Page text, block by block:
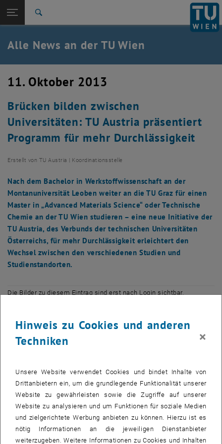
TU Login
Quicklinks
Quicklinks-Menü umschalten
Studium
Karriere
Zurück: Subseiten von TU Wien Startseite auflisten
Zurück zur letzten Ebene:
TU Wien Startseite
Übersicht
Alle News an der TU Wien
11. Oktober 2013
Brücken bilden zwischen
Universitäten: TU Austria präsentiert
Programm für mehr Durchlässigkeit
Erstellt von TU Austria | Koordinationsstelle
Nach dem Bachelor in Werkstoffwissenschaft an der
Montanuniversität Leoben weiter an die TU Graz für einen
Master in „Advanced Materials Science“ oder Technische
Chemie an der TU Wien studieren – eine neue Initiative der
TU Austria, des Verbunds der technischen Universitäten
Österreichs, für mehr Durchlässigkeit erleichtert den
Wechsel zwischen den verschiedenen Studien und
Studienstandorten.
Die Bilder zu diesem Eintrag sind erst nach Login sichtbar.
Die Rechnung ist einfach: Drei Universitäten bieten gemeinsam
Studierenden ein weit vielseitigeres Ausbildungsspektrum und
Leitlinien entwickelt, der Studierenden nach erfolgreich
absolviertem Bachelorstudium mehr Flexibilität in der Wahl ihres
Masterstudiums erlauben soll.
„Ziel der TU Austria ist es, Synergien zu nutzen, wo es Sinn macht.
Die Durchlässigkeit zwischen den Systemen zu erhöhen und so
Hinweis zu Cookies und anderen
Techniken
×
Unsere Website verwendet Cookies und bindet Inhalte von
Drittanbietern ein, um die grundlegende Funktionalität unserer
Website zu gewährleisten sowie die Zugriffe auf unserer
Website zu analysieren und um Funktionen für soziale Medien
und zielgerichtete Werbung anbieten zu können. Hierzu ist es
nötig Informationen an die jeweiligen Dienstanbieter
weiterzugeben. Weitere Informationen zu Cookies und Inhalten